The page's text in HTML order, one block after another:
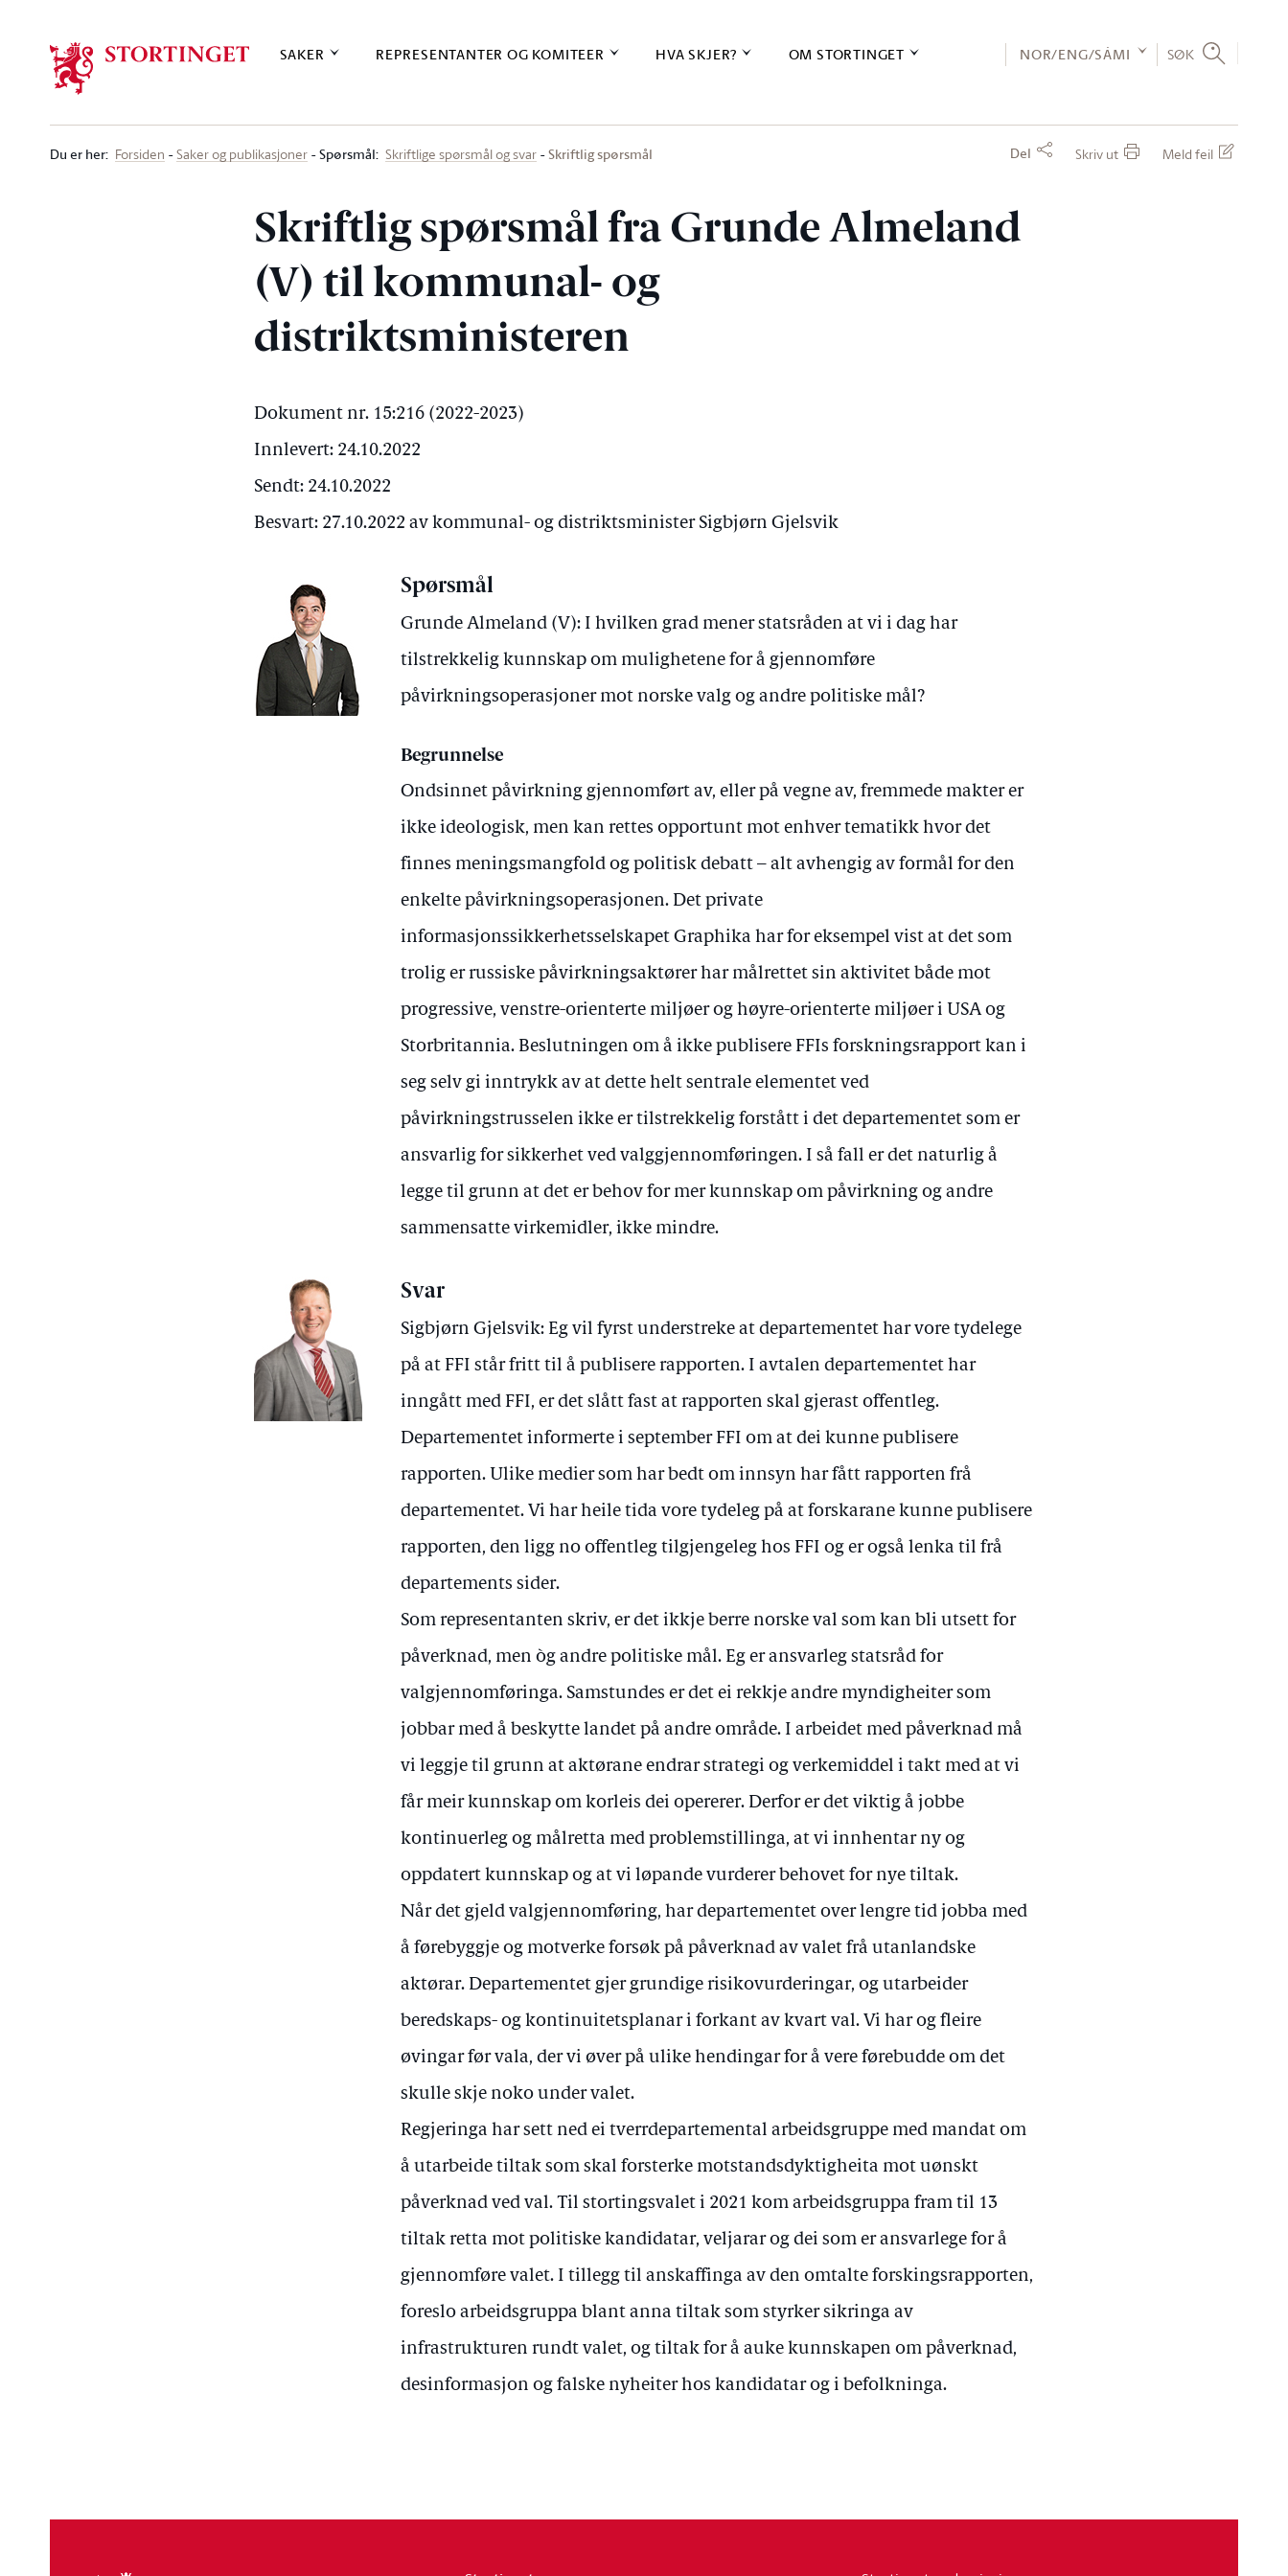
SAKER REPRESENTANTER OG KOMITEER HVA SKJER? OM STORTINGET NOR/ENG/SÁMI SØK
Du er her: Forsiden Saker og publikasjoner Spørsmål: Skriftlige spørsmål og svar Skriftlig spørsmål Del Skriv ut Meld feil
Skriftlig spørsmål fra Grunde Almeland
(V) til kommunal- og
distriktsministeren
Dokument nr. 15:216 (2022-2023)
Innlevert: 24.10.2022
Sendt: 24.10.2022
Besvart: 27.10.2022 av kommunal- og distriktsminister Sigbjørn Gjelsvik
Spørsmål
Grunde Almeland (V): I hvilken grad mener statsråden at vi i dag har
tilstrekkelig kunnskap om mulighetene for å gjennomføre
påvirkningsoperasjoner mot norske valg og andre politiske mål?
Begrunnelse
Ondsinnet påvirkning gjennomført av, eller på vegne av, fremmede makter er
ikke ideologisk, men kan rettes opportunt mot enhver tematikk hvor det
finnes meningsmangfold og politisk debatt – alt avhengig av formål for den
enkelte påvirkningsoperasjonen. Det private
informasjonssikkerhetsselskapet Graphika har for eksempel vist at det som
trolig er russiske påvirkningsaktører har målrettet sin aktivitet både mot
progressive, venstre-orienterte miljøer og høyre-orienterte miljøer i USA og
Storbritannia. Beslutningen om å ikke publisere FFIs forskningsrapport kan i
seg selv gi inntrykk av at dette helt sentrale elementet ved
påvirkningstrusselen ikke er tilstrekkelig forstått i det departementet som er
ansvarlig for sikkerhet ved valggjennomføringen. I så fall er det naturlig å
legge til grunn at det er behov for mer kunnskap om påvirkning og andre
sammensatte virkemidler, ikke mindre.
Svar
Sigbjørn Gjelsvik: Eg vil fyrst understreke at departementet har vore tydelege
på at FFI står fritt til å publisere rapporten. I avtalen departementet har
inngått med FFI, er det slått fast at rapporten skal gjerast offentleg.
Departementet informerte i september FFI om at dei kunne publisere
rapporten. Ulike medier som har bedt om innsyn har fått rapporten frå
departementet. Vi har heile tida vore tydeleg på at forskarane kunne publisere
rapporten, den ligg no offentleg tilgjengeleg hos FFI og er også lenka til frå
departements sider.
Som representanten skriv, er det ikkje berre norske val som kan bli utsett for
påverknad, men òg andre politiske mål. Eg er ansvarleg statsråd for
valgjennomføringa. Samstundes er det ei rekkje andre myndigheiter som
jobbar med å beskytte landet på andre område. I arbeidet med påverknad må
vi leggje til grunn at aktørane endrar strategi og verkemiddel i takt med at vi
får meir kunnskap om korleis dei opererer. Derfor er det viktig å jobbe
kontinuerleg og målretta med problemstillinga, at vi innhentar ny og
oppdatert kunnskap og at vi løpande vurderer behovet for nye tiltak.
Når det gjeld valgjennomføring, har departementet over lengre tid jobba med
å førebyggje og motverke forsøk på påverknad av valet frå utanlandske
aktørar. Departementet gjer grundige risikovurderingar, og utarbeider
beredskaps- og kontinuitetsplanar i forkant av kvart val. Vi har og fleire
øvingar før vala, der vi øver på ulike hendingar for å vere førebudde om det
skulle skje noko under valet.
Regjeringa har sett ned ei tverrdepartemental arbeidsgruppe med mandat om
å utarbeide tiltak som skal forsterke motstandsdyktigheita mot uønskt
påverknad ved val. Til stortingsvalet i 2021 kom arbeidsgruppa fram til 13
tiltak retta mot politiske kandidatar, veljarar og dei som er ansvarlege for å
gjennomføre valet. I tillegg til anskaffinga av den omtalte forskingsrapporten,
foreslo arbeidsgruppa blant anna tiltak som styrker sikringa av
infrastrukturen rundt valet, og tiltak for å auke kunnskapen om påverknad,
desinformasjon og falske nyheiter hos kandidatar og i befolkninga.